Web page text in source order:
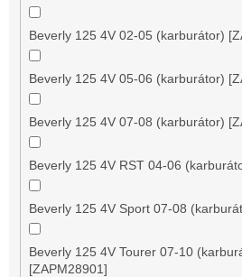
Beverly 125 4V 02-05 (karburátor)
Beverly 125 4V 05-06 (karburátor)
Beverly 125 4V 07-08 (karburátor)
Beverly 125 4V RST 04-06
Beverly 125 4V Sport 07-08
Beverly 125 4V Tourer 07-10
[ZAPM28901]